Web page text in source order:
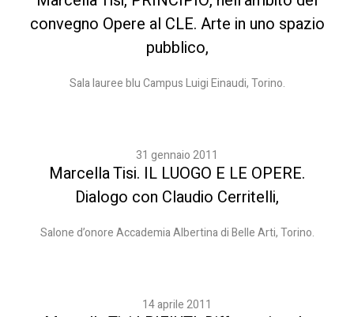
convegno Opere al CLE. Arte in uno spazio
pubblico,
Sala lauree blu Campus Luigi Einaudi, Torino.
31 gennaio 2011
Marcella Tisi. IL LUOGO E LE OPERE.
Dialogo con Claudio Cerritelli,
Salone d’onore Accademia Albertina di Belle Arti, Torino.
14 aprile 2011